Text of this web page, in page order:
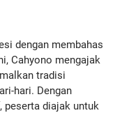
dengan membahas
Cahyono mengajak
tradisi
hari. Dengan
peserta diajak untuk